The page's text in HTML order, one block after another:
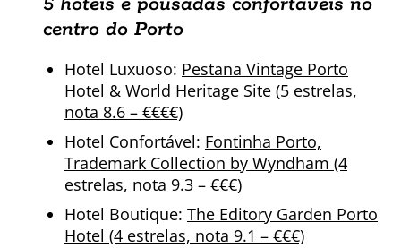
centro do Porto
Hotel Luxuoso: Pestana Vintage Porto
Hotel & World Heritage Site (5 estrelas,
nota 8.6 – €€€€)
Hotel Confortável: Fontinha Porto,
Trademark Collection by Wyndham (4
estrelas, nota 9.3 – €€€)
Hotel Boutique: The Editory Garden Porto
Hotel (4 estrelas, nota 9.1 – €€€)